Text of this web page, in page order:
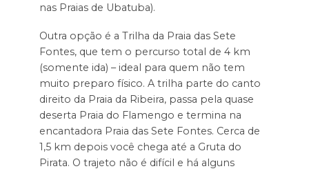
nas Praias de Ubatuba).
Outra opção é a Trilha da Praia das Sete
Fontes, que tem o percurso total de 4 km
(somente ida) – ideal para quem não tem
muito preparo físico. A trilha parte do canto
direito da Praia da Ribeira, passa pela quase
deserta Praia do Flamengo e termina na
encantadora Praia das Sete Fontes. Cerca de
1,5 km depois você chega até a Gruta do
Pirata. O trajeto não é difícil e há alguns